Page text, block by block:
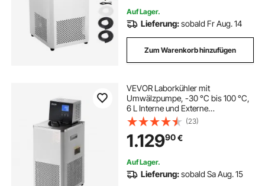
Auf Lager.
Lieferung:sobald Fr Aug. 14
Zum Warenkorb hinzufügen
VEVOR Laborkühler mit
Umwälzpumpe, -30 °C bis 100 °C,
6 L Interne und Externe
Doppelzirkulation,
Kühlflüssigkeitsumwälzpumpe für
Niedrige Temperaturen,
Umwälzwasserkühlung Kühler
(23)
1.12990€
Auf Lager.
Lieferung:sobald Sa Aug. 15